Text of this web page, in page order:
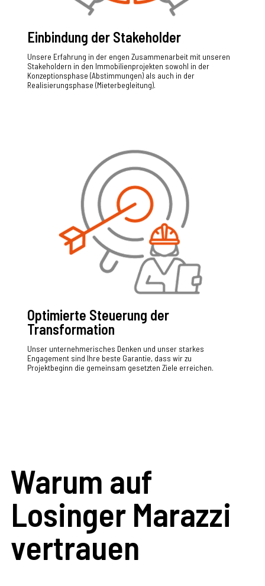
Einbindung der Stakeholder
Unsere Erfahrung in der engen Zusammenarbeit mit unseren
Stakeholdern in den Immobilienprojekten sowohl in der
Konzeptionsphase (Abstimmungen) als auch in der
Realisierungsphase (Mieterbegleitung).
Optimierte Steuerung der
Transformation
Unser unternehmerisches Denken und unser starkes
Engagement sind Ihre beste Garantie, dass wir zu
Projektbeginn die gemeinsam gesetzten Ziele erreichen.
Warum auf
Losinger Marazzi
vertrauen